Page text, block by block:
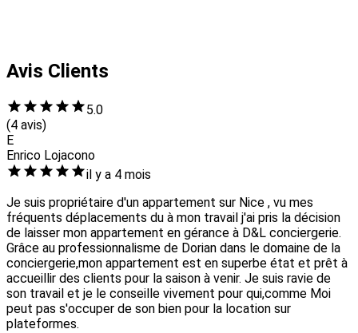
Avis Clients
5.0
(4 avis)
E
Enrico Lojacono
il y a 4 mois
Je suis propriétaire d'un appartement sur Nice , vu mes
fréquents déplacements du à mon travail j'ai pris la décision
de laisser mon appartement en gérance à D&L conciergerie.
Grâce au professionnalisme de Dorian dans le domaine de la
conciergerie,mon appartement est en superbe état et prêt à
accueillir des clients pour la saison à venir. Je suis ravie de
son travail et je le conseille vivement pour qui,comme Moi
peut pas s'occuper de son bien pour la location sur
plateformes.